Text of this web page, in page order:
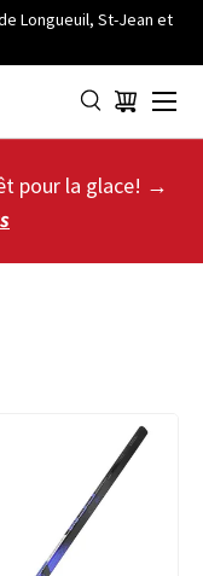
Longueuil, St-Jean et
Panier
Menu
pour la glace! →
PRODUITS